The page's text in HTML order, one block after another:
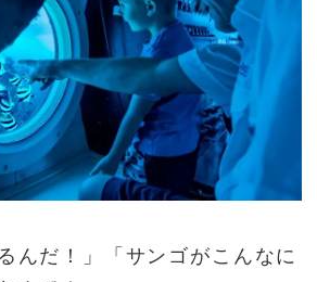
んだ！」「サンゴがこんなに